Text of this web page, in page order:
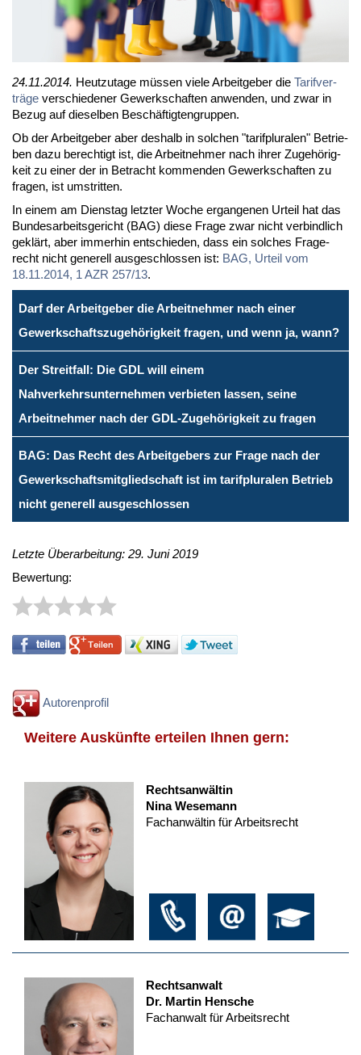
24.11.2014. Heut­zu­ta­ge müs­sen vie­le Ar­beit­ge­ber die Ta­rif­ver­
trä­ge ver­schie­de­ner Ge­werk­schaf­ten an­wen­den, und zwar in
Be­zug auf die­sel­ben Be­schäf­tig­ten­grup­pen.
Ob der Ar­beit­ge­ber aber des­halb in sol­chen "ta­rifp­lu­ra­len" Be­trie­
ben da­zu be­rech­tigt ist, die Ar­beit­neh­mer nach ih­rer Zu­ge­hö­rig­
keit zu ei­ner der in Be­tracht kom­men­den Ge­werk­schaf­ten zu
fra­gen, ist um­strit­ten.
In ei­nem am Diens­tag letz­ter Wo­che er­gan­ge­nen Ur­teil hat das
Bun­des­ar­beits­ge­richt (BAG) die­se Fra­ge zwar nicht ver­bind­lich
ge­klärt, aber im­mer­hin ent­schie­den, dass ein sol­ches Fra­ge­
recht nicht ge­ne­rell aus­ge­schlos­sen ist: BAG, Ur­teil vom
18.11.2014, 1 AZR 257/13.
Darf der Arbeitgeber die Arbeitnehmer nach einer
Gewerkschaftszugehörigkeit fragen, und wenn ja, wann?
Der Streitfall: Die GDL will einem
Nahverkehrsunternehmen verbieten lassen, seine
Arbeitnehmer nach der GDL-Zugehörigkeit zu fragen
BAG: Das Recht des Arbeitgebers zur Frage nach der
Gewerkschaftsmitgliedschaft ist im tarifpluralen Betrieb
nicht generell ausgeschlossen
Letzte Überarbeitung: 29. Juni 2019
Bewertung:
Autorenprofil
Weitere Auskünfte erteilen Ihnen gern:
Rechtsanwältin
Nina Wesemann
Fachanwältin für Arbeitsrecht
Rechtsanwalt
Dr. Martin Hensche
Fachanwalt für Arbeitsrecht